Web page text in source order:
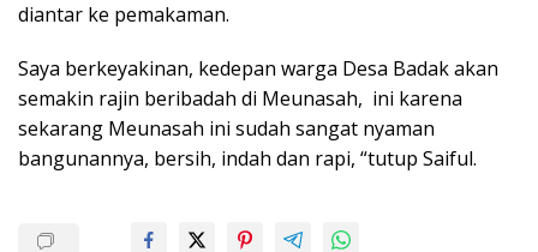
diantar ke pemakaman.
Saya berkeyakinan, kedepan warga Desa Badak akan
semakin rajin beribadah di Meunasah, ini karena
sekarang Meunasah ini sudah sangat nyaman
bangunannya, bersih, indah dan rapi, “tutup Saiful.